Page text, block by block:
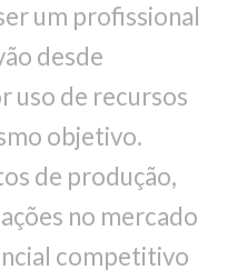
um profissional
desde
uso de recursos
objetivo.
de produção,
no mercado
competitivo